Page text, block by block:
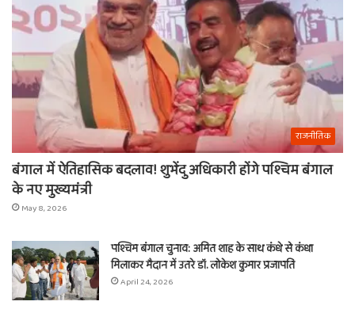
राजनीतिक
बंगाल में ऐतिहासिक बदलाव! शुभेंदु अधिकारी होंगे पश्चिम बंगाल
के नए मुख्यमंत्री
May 8, 2026
पश्चिम बंगाल चुनाव: अमित शाह के साथ कंधे से कंधा
मिलाकर मैदान में उतरे डॉ. लोकेश कुमार प्रजापति
April 24, 2026